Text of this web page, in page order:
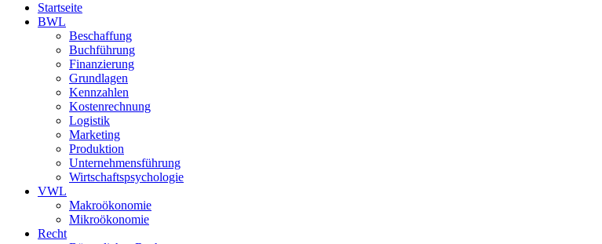
Startseite
BWL
Beschaffung
Buchführung
Finanzierung
Grundlagen
Kennzahlen
Kostenrechnung
Logistik
Marketing
Produktion
Unternehmensführung
Wirtschaftspsychologie
VWL
Makroökonomie
Mikroökonomie
Recht